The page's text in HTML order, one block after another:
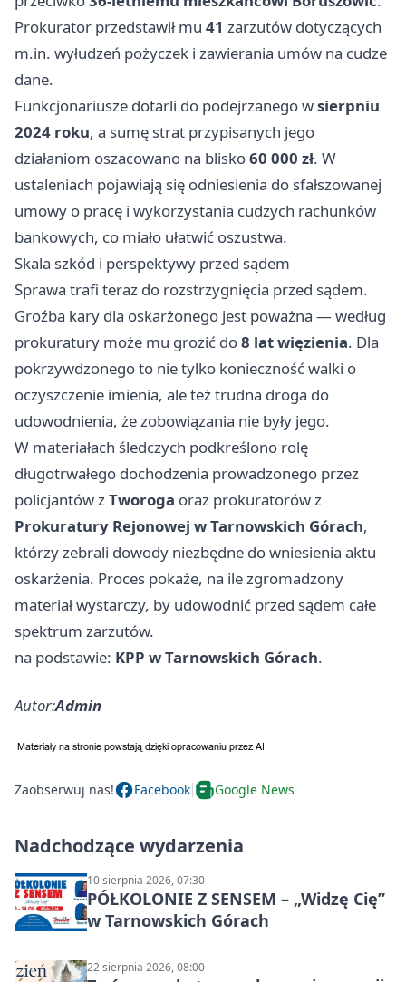
Prokurator przedstawił mu 41 zarzutów dotyczących
m.in. wyłudzeń pożyczek i zawierania umów na cudze
dane.
Funkcjonariusze dotarli do podejrzanego wsierpniu
2024 roku, a sumę strat przypisanych jego
działaniom oszacowano na blisko60 000 zł. W
ustaleniach pojawiają się odniesienia do sfałszowanej
umowy o pracę i wykorzystania cudzych rachunków
bankowych, co miało ułatwić oszustwa.
Skala szkód i perspektywy przed sądem
Sprawa trafi teraz do rozstrzygnięcia przed sądem.
Groźba kary dla oskarżonego jest poważna — według
prokuratury może mu grozić do8 lat więzienia. Dla
pokrzywdzonego to nie tylko konieczność walki o
oczyszczenie imienia, ale też trudna droga do
udowodnienia, że zobowiązania nie były jego.
W materiałach śledczych podkreślono rolę
długotrwałego dochodzenia prowadzonego przez
policjantów zTworoga oraz prokuratorów z
Prokuratury Rejonowej w Tarnowskich Górach,
którzy zebrali dowody niezbędne do wniesienia aktu
oskarżenia. Proces pokaże, na ile zgromadzony
materiał wystarczy, by udowodnić przed sądem całe
spektrum zarzutów.
na podstawie: KPP w Tarnowskich Górach.
Autor:Admin
Zaobserwuj nas! Facebook Google News
Nadchodzące wydarzenia
10 sierpnia 2026, 07:30
PÓŁKOLONIE Z SENSEM – „Widzę Cię”
w Tarnowskich Górach
22 sierpnia 2026, 08:00